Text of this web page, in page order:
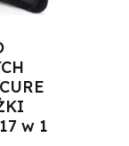
w 1